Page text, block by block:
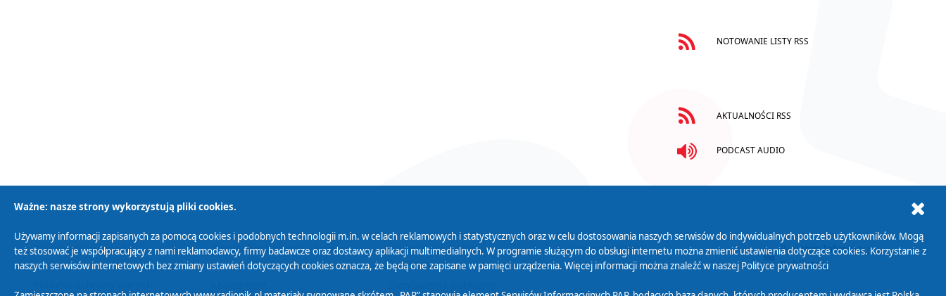
NOTOWANIE LISTY RSS
AKTUALNOŚCI RSS
PODCAST AUDIO
Polityka Prywatności Zasady korzystania z Serwisu
Organizacje Pożytku
Publicznego
Cyfryzacja DAB+
Biuletyn Informacji
Publicznej
Ważne: nasze strony wykorzystują pliki cookies.
Używamy informacji zapisanych za pomocą cookies i podobnych technologii m.in. w celach reklamowych i statystycznych oraz w celu dostosowania naszych serwisów do indywidualnych potrzeb użytkowników. Mogą
też stosować je współpracujący z nami reklamodawcy, firmy badawcze oraz dostawcy aplikacji multimedialnych. W programie służącym do obsługi internetu można zmienić ustawienia dotyczące cookies. Korzystanie z
naszych serwisów internetowych bez zmiany ustawień dotyczących cookies oznacza, że będą one zapisane w pamięci urządzenia. Więcej informacji można znaleźć w naszej Polityce prywatności